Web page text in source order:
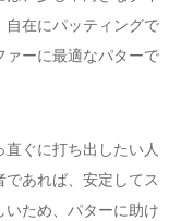
自在にパッティングで
ァーに最適なパターで
ぐに打ち出したい人
あれば、安定してス
いため、パターに助け